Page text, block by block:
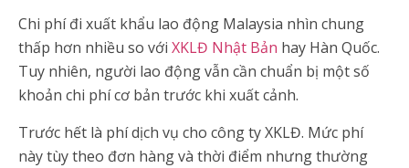
Chi phí đi xuất khẩu lao động Malaysia nhìn chung
thấp hơn nhiều so với XKLĐ Nhật Bản hay Hàn Quốc.
Tuy nhiên, người lao động vẫn cần chuẩn bị một số
khoản chi phí cơ bản trước khi xuất cảnh.
Trước hết là phí dịch vụ cho công ty XKLĐ. Mức phí
này tùy theo đơn hàng và thời điểm nhưng thường